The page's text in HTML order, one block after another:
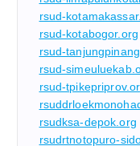
rsud-
rsud-kotabogor.org
rsud-
rsud-
rsud-
rsudksa-depok.org
rsudrtnotopuro-